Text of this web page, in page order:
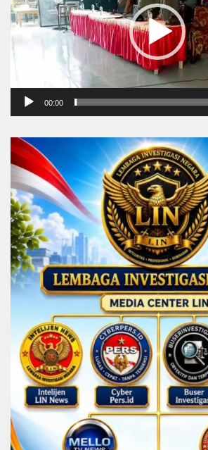
00:00